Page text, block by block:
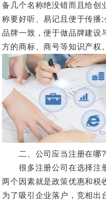
备几个名称绝没错而且给创
称要好听、易记且便于传播
品牌一致，便于做品牌建设
方的商标、商号等知识产权。
二、公司应当注册在哪?
很多注册公司在选择注
两个因素就是政策优惠和税
为了吸引企业落户，竞相出